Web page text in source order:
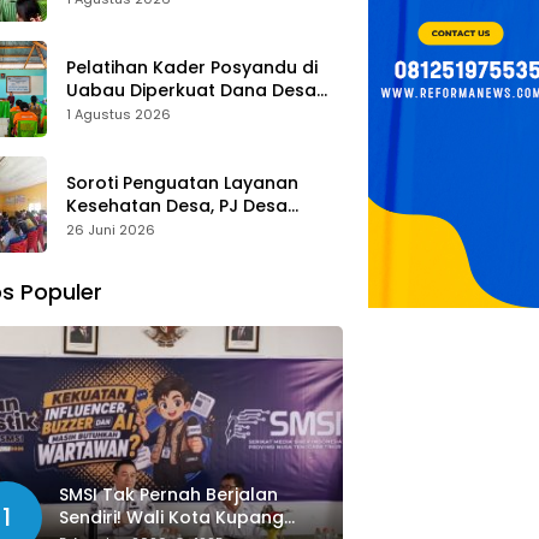
Pelatihan Kader Posyandu di
Uabau Diperkuat Dana Desa
2026, Remigius Bria Tekankan
1 Agustus 2026
Soroti Penguatan Layanan
Kesehatan Desa, PJ Desa
Kereana Willybrodus K. Khun,
26 Juni 2026
Populer
1
SMSI Tak Pernah Berjalan
Sendiri! Wali Kota Kupang